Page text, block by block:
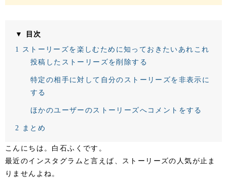
▼ 目次
1 ストーリーズを楽しむために知っておきたいあれこれ
投稿したストーリーズを削除する
特定の相手に対して自分のストーリーズを非表示に
する
ほかのユーザーのストーリーズへコメントをする
2 まとめ
こんにちは。白石ふくです。
最近のインスタグラムと言えば、ストーリーズの人気が止ま
りませんよね。